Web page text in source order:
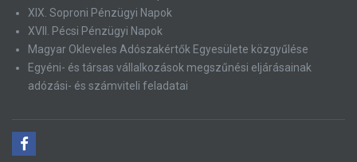
XIX. Soproni Pénzügyi Napok
XVII. Pécsi Pénzügyi Napok
Magyar Okleveles Adószakértők Egyesülete közgyűlése
Egyéni- és társas vállalkozások megszűnési eljárásainak
adózási- és számviteli feladatai